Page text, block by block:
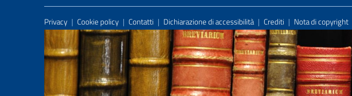
Useful Links Section
Privacy | Cookie policy | Contatti | Dichiarazione di accessibilità | Crediti | Nota di copyright